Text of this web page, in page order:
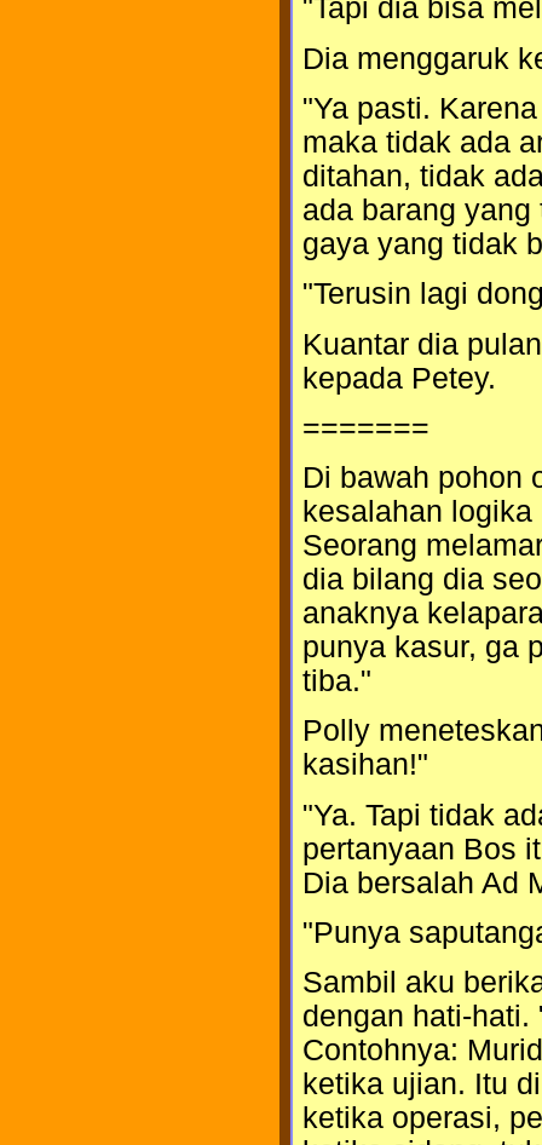
"Tapi dia bisa
Dia menggaruk
"Ya pasti.
maka tidak ada
ditahan, tidak
ada barang
gaya yang tidak
"Terusin lagi
Kuantar dia
kepada Petey.
=======
Di bawah pohon
kesalahan
Seorang
dia bilang dia
anaknya
punya kasur, ga
tiba."
Polly
kasihan!"
"Ya. Tapi tidak
pertanyaan Bos
Dia bersalah Ad
"Punya
Sambil aku
dengan hati-
Contohnya:
ketika ujian. Itu
ketika operasi,